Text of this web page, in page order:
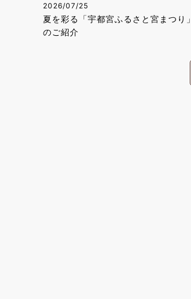
2026/07/25
夏を彩る「宇都宮ふるさと宮まつり」
のご紹介